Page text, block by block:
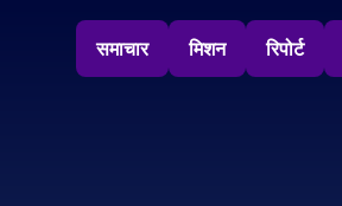
समाचार मिशन रिपोर्ट